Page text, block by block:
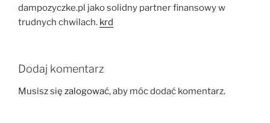
dampozyczke.pl jako solidny partner finansowy w
trudnych chwilach. krd
Dodaj komentarz
Musisz się zalogować, aby móc dodać komentarz.